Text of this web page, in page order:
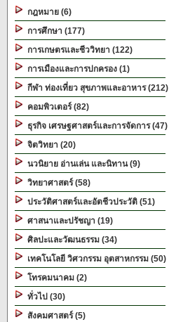
กฎหมาย (6)
การศึกษา (177)
การเกษตรและชีววิทยา (122)
การเมืองและการปกครอง (1)
กีฬา ท่องเที่ยว สุขภาพและอาหาร (212)
คอมพิวเตอร์ (82)
ธุรกิจ เศรษฐศาสตร์และการจัดการ (47)
จิตวิทยา (20)
นวนิยาย อ่านเล่น และนิทาน (9)
วิทยาศาสตร์ (58)
ประวัติศาสตร์และอัตชีวประวัติ (51)
ศาสนาและปรัชญา (19)
ศิลปะและวัฒนธรรม (34)
เทคโนโลยี วิศวกรรม อุตสาหกรรม (50)
โทรคมนาคม (2)
ทั่วไป (30)
สังคมศาสตร์ (5)